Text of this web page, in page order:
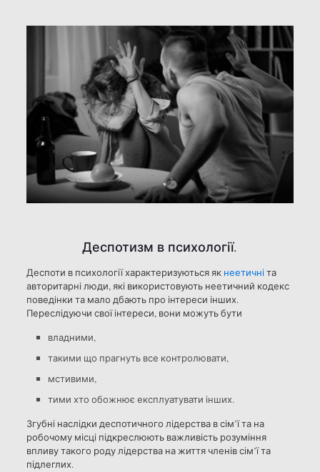
Деспотизм в психології.
Деспоти в психології характеризуються як неетичніта
авторитарні люди, які використовують неетичний кодекс
поведінки та мало дбають про інтереси інших.
Переслідуючи свої інтереси, вони можуть бути
владними,
такими що прагнуть все контролювати,
мстивими,
тими хто обожнює експлуатувати інших.
Згубні наслідки деспотичного лідерства в сім’ї та на
робочому місці підкреслюють важливість розуміння
впливу такого роду лідерства на життя членів сім’ї та
підлеглих.